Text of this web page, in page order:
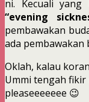
ni. Kecuali
“evening
pembawakan
ada pembawakan
Oklah, kalau
Ummi tengah fikir
pleaseeeeeee 😉